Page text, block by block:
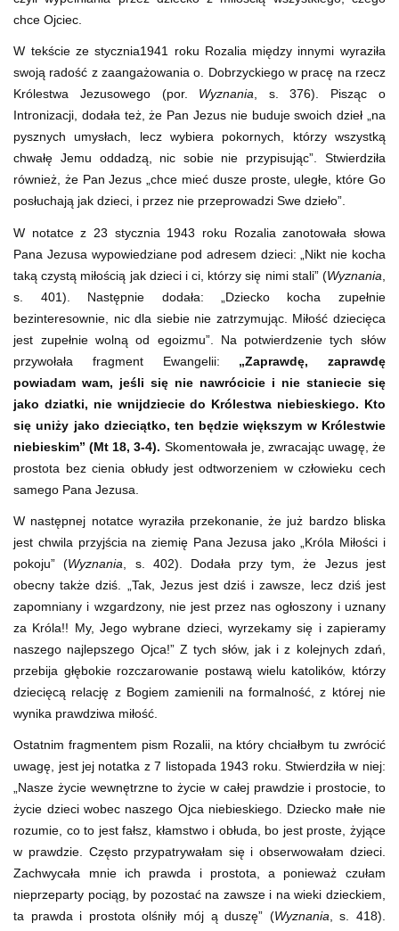
chce Ojciec.
W tekście ze stycznia1941 roku Rozalia między innymi wyraziła
swoją radość z zaangażowania o. Dobrzyckiego w pracę na rzecz
Królestwa Jezusowego (por. Wyznania , s. 376). Pisząc o
Intronizacji, dodała też, że Pan Jezus nie buduje swoich dzieł „na
pysznych umysłach, lecz wybiera pokornych, którzy wszystką
chwałę Jemu oddadzą, nic sobie nie przypisując”. Stwierdziła
również, że Pan Jezus „chce mieć dusze proste, uległe, które Go
posłuchają jak dzieci, i przez nie przeprowadzi Swe dzieło”.
W notatce z 23 stycznia 1943 roku Rozalia zanotowała słowa
Pana Jezusa wypowiedziane pod adresem dzieci: „Nikt nie kocha
taką czystą miłością jak dzieci i ci, którzy się nimi stali” (Wyznania
s. 401). Następnie dodała: „Dziecko kocha zupełnie
bezinteresownie, nic dla siebie nie zatrzymując. Miłość dziecięca
jest zupełnie wolną od egoizmu”. Na potwierdzenie tych słów
przywołała fragment Ewangelii: „Zaprawdę, zaprawdę
powiadam wam, jeśli się nie nawrócicie i nie staniecie się
jako dziatki, nie wnijdziecie do Królestwa niebieskiego. Kto
się uniży jako dzieciątko, ten będzie większym w Królestwie
niebieskim” (Mt 18, 3-4). Skomentowała je, zwracając uwagę, że
prostota bez cienia obłudy jest odtworzeniem w człowieku cech
samego Pana Jezusa.
W następnej notatce wyraziła przekonanie, że już bardzo bliska
jest chwila przyjścia na ziemię Pana Jezusa jako „Króla Miłości i
pokoju” (Wyznania , s. 402). Dodała przy tym, że Jezus jest
obecny także dziś. „Tak, Jezus jest dziś i zawsze, lecz dziś jest
zapomniany i wzgardzony, nie jest przez nas ogłoszony i uznany
za Króla!! My, Jego wybrane dzieci, wyrzekamy się i zapieramy
naszego najlepszego Ojca!” Z tych słów, jak i z kolejnych zdań,
przebija głębokie rozczarowanie postawą wielu katolików, którzy
dziecięcą relację z Bogiem zamienili na formalność, z której nie
wynika prawdziwa miłość.
Ostatnim fragmentem pism Rozalii, na który chciałbym tu zwrócić
uwagę, jest jej notatka z 7 listopada 1943 roku. Stwierdziła w niej:
„Nasze życie wewnętrzne to życie w całej prawdzie i prostocie, to
życie dzieci wobec naszego Ojca niebieskiego. Dziecko małe nie
rozumie, co to jest fałsz, kłamstwo i obłuda, bo jest proste, żyjące
w prawdzie. Często przypatrywałam się i obserwowałam dzieci.
Zachwycała mnie ich prawda i prostota, a ponieważ czułam
nieprzeparty pociąg, by pozostać na zawsze i na wieki dzieckiem,
ta prawda i prostota olśniły mój ą duszę” (Wyznania, s. 418).